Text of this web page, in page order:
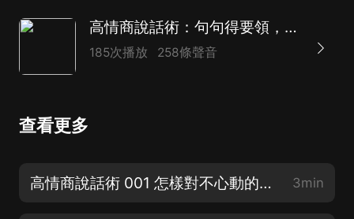
高情商說話術：句句得要領，招招討心歡
185次播放 258條聲音
查看更多
高情商說話術 001 怎樣對不心動的追求者說不（1） 3min